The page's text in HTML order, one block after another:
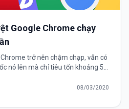
Google Chrome chạy
trở nên chậm chạp, vẫn có
nó lên mà chỉ tiêu tốn khoảng 5
08/03/2020